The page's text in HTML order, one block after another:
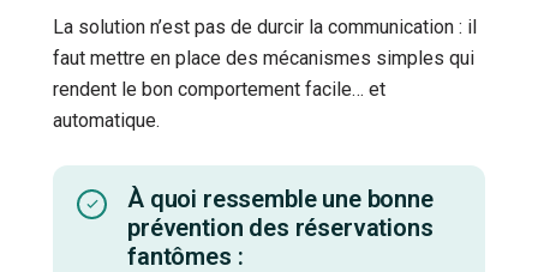
La solution n’est pas de durcir la communication : il
faut mettre en place des mécanismes simples qui
rendent le bon comportement facile… et
automatique.
À quoi ressemble une bonne
prévention des réservations
fantômes :